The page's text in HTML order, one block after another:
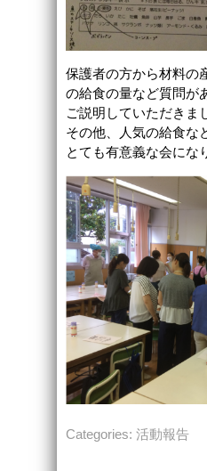
保護者の方から材料の
の給食の量など質問が
ご説明していただきま
その他、人気の給食な
とても有意義な会にな
Categories: 活動報告